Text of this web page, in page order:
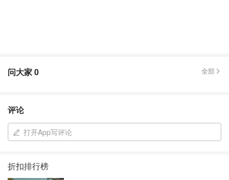
有些是尾货 就是最后就剩下这么多了
问大家0 全部
评论
打开App写评论
折扣排行榜